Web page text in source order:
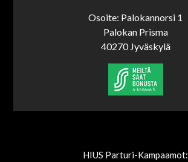
Osoite: Palokannorsi 1
Palokan Prisma
40270 Jyväskylä
HIUS Parturi-Kampaamot: